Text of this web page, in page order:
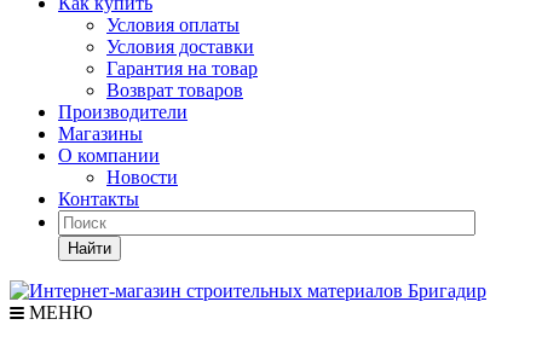
Условия оплаты
Условия доставки
Гарантия на товар
Возврат товаров
Производители
Магазины
О компании
Новости
Контакты
Найти
МЕНЮ